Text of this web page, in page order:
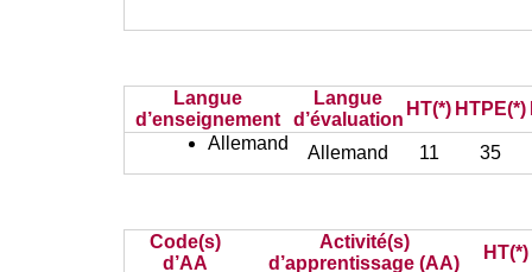
Langue
d’enseignement
Langue
d’évaluation
HT(*) HTPE(*)
Allemand
Allemand 11 35
Code(s)
d’AA
Activité(s)
d’apprentissage (AA)
HT(*)